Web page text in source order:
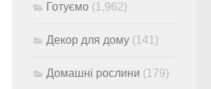
Готуємо (1,962)
Декор для дому (141)
Домашні рослини (179)